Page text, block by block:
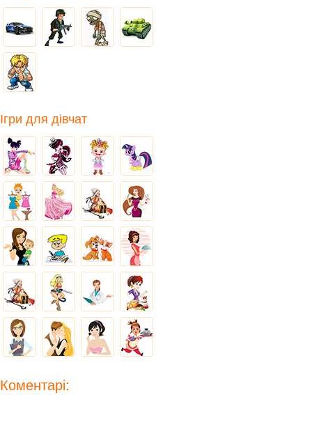
Ігри для дівчат
Коментарі: